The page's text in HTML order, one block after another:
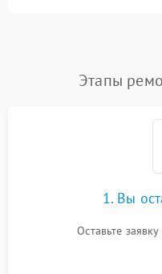
Этапы
1. Вы
Оставьте